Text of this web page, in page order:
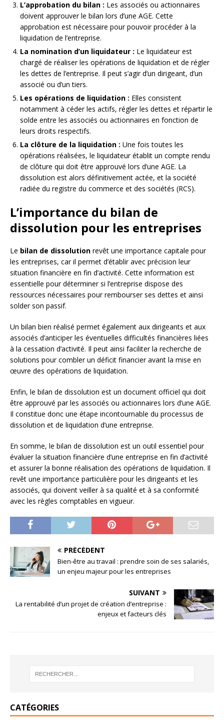
L’approbation du bilan : Les associés ou actionnaires
doivent approuver le bilan lors d’une AGE. Cette
approbation est nécessaire pour pouvoir procéder à la
liquidation de l’entreprise.
La nomination d’un liquidateur : Le liquidateur est
chargé de réaliser les opérations de liquidation et de régler
les dettes de l’entreprise. Il peut s’agir d’un dirigeant, d’un
associé ou d’un tiers.
Les opérations de liquidation : Elles consistent
notamment à céder les actifs, régler les dettes et répartir le
solde entre les associés ou actionnaires en fonction de
leurs droits respectifs.
La clôture de la liquidation : Une fois toutes les
opérations réalisées, le liquidateur établit un compte rendu
de clôture qui doit être approuvé lors d’une AGE. La
dissolution est alors définitivement actée, et la société
radiée du registre du commerce et des sociétés (RCS).
L’importance du bilan de
dissolution pour les entreprises
Le bilan de dissolution revêt une importance capitale pour
les entreprises, car il permet d’établir avec précision leur
situation financière en fin d’activité. Cette information est
essentielle pour déterminer si l’entreprise dispose des
ressources nécessaires pour rembourser ses dettes et ainsi
solder son passif.
Un bilan bien réalisé permet également aux dirigeants et aux
associés d’anticiper les éventuelles difficultés financières liées
à la cessation d’activité. Il peut ainsi faciliter la recherche de
solutions pour combler un déficit financier avant la mise en
œuvre des opérations de liquidation.
Enfin, le bilan de dissolution est un document officiel qui doit
être approuvé par les associés ou actionnaires lors d’une AGE.
Il constitue donc une étape incontournable du processus de
dissolution et de liquidation d’une entreprise.
En somme, le bilan de dissolution est un outil essentiel pour
évaluer la situation financière d’une entreprise en fin d’activité
et assurer la bonne réalisation des opérations de liquidation. Il
revêt une importance particulière pour les dirigeants et les
associés, qui doivent veiller à sa qualité et à sa conformité
avec les règles comptables en vigueur.
PRÉCÉDENT
Bien-être au travail : prendre soin de ses salariés,
un enjeu majeur pour les entreprises
SUIVANT
La rentabilité d’un projet de création d’entreprise :
enjeux et facteurs clés
CATÉGORIES